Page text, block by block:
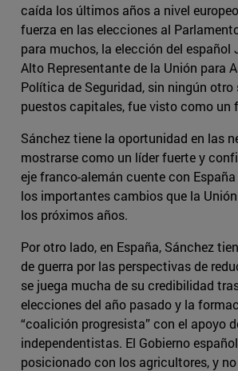
caída los últimos años a nivel
fuerza en las elecciones al
para muchos, la elección del español
Alto Representante de la Unión para
Política de Seguridad, sin ningún
puestos capitales, fue visto como un
Sánchez tiene la oportunidad en las
mostrarse como un líder fuerte y
eje franco-alemán cuente con
los importantes cambios que la
los próximos años.
Por otro lado, en España, Sánchez
de guerra por las perspectivas de
se juega mucha de su credibilidad
elecciones del año pasado y la
“coalición progresista” con el apoyo
independentistas. El Gobierno
posicionado con los agricultores, y